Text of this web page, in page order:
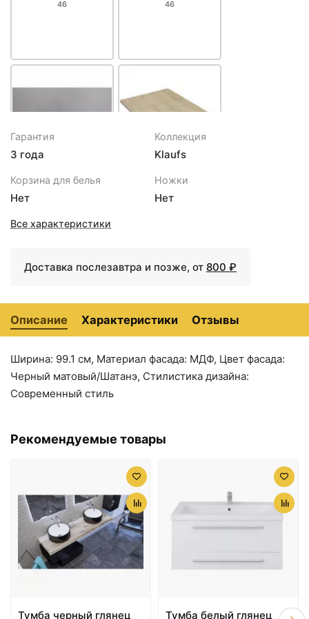
46
46
1651 ₽
Полка стеклянная 80 см
Velvex Klaufs pkKLA.80-
2700 ₽
Столешница под
раковину Velvex Klaufs
3120 ₽
Черная Шатане
216.616
Столешница под
Столешница белый/
Гарантия
3 года
Коллекция
Klaufs
Корзина для белья
Нет
Ножки
Нет
Все характеристики
Доставка послезавтра и позже, от 800 ₽
Описание Характеристики Отзывы
Ширина: 99.1 см, Материал фасада: МДФ, Цвет фасада:
Черный матовый/Шатанэ, Стилистика дизайна:
Современный стиль
Рекомендуемые товары
Тумба черный глянец
Тумба белый глянец